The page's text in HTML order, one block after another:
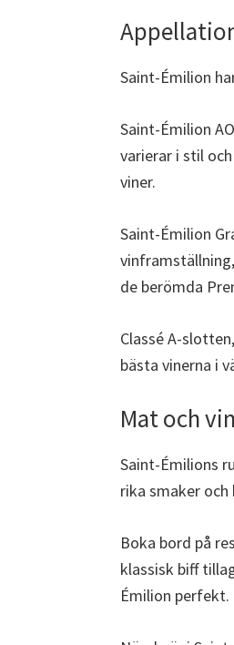
Saint-Émilion
Saint-Émilion
varierar i stil
viner.
Saint-Émilion
de berömda
Classé A-
bästa vinerna i
Mat och
Saint-Émilions
rika smaker
Boka bord på
klassisk biff
Émilion perfekt.